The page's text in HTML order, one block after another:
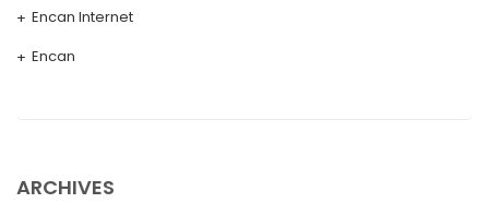
Encan Internet
Encan
ARCHIVES